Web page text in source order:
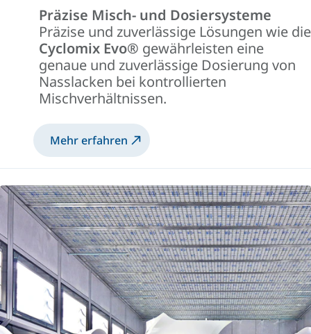
Präzise Misch- und Dosiersysteme
Präzise und zuverlässige Lösungen wie die
Cyclomix Evo® gewährleisten eine
genaue und zuverlässige Dosierung von
Nasslacken bei kontrollierten
Mischverhältnissen.
Mehr erfahren